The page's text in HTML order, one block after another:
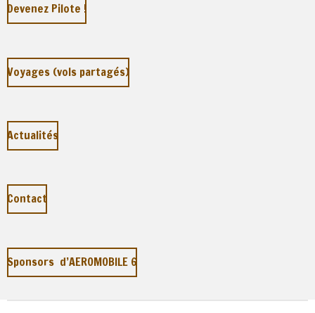
Devenez Pilote !
Voyages (vols partagés)
Actualités
Contact
Sponsors d’AEROMOBILE 6